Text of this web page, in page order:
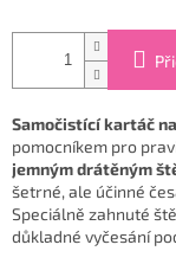
Samočistící kartáč
pomocníkem pro
jemným drátěným
šetrné, ale účinné
Speciálně zahnuté
důkladné vyčesání